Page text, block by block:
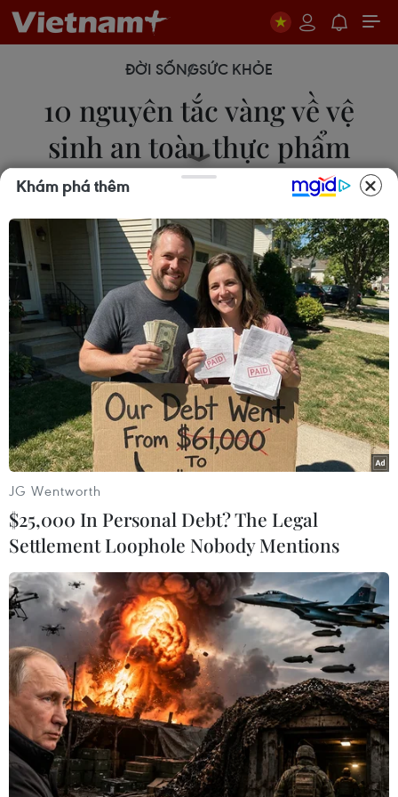
ĐỜI SỐNGSỨC KHỎE
10 nguyên tắc vàng về vệ
sinh an toàn thực phẩm
Chủ đề của Ngày An toàn Thực phẩm Thế giới
năm 2026 là “Từ gánh nặng đến giải pháp - thực
phẩm an toàn ở mọi nơi” tập trung vào việc nhấn
mạnh gánh nặng của các bệnh do thực phẩm gây
ra.
Khám phá thêm
JG Wentworth
$25,000 In Personal Debt? The Legal
Settlement Loophole Nobody Mentions